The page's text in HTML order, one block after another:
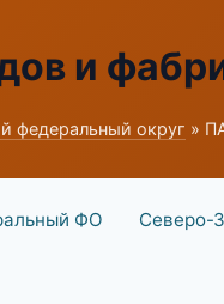
и
федеральный округ »
ФО Северо-